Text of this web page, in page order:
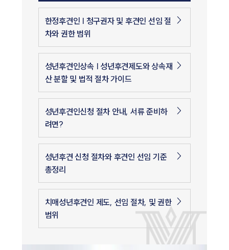
한정후견인 | 청구권자 및 후견인 선임 절
차와 권한 범위
성년후견인상속 | 성년후견제도와 상속재
산 분할 및 법적 절차 가이드
성년후견인신청 절차 안내, 서류 준비하
려면?
성년후견 신청 절차와 후견인 선임 기준
총정리
치매성년후견인 제도, 선임 절차, 및 권한
범위